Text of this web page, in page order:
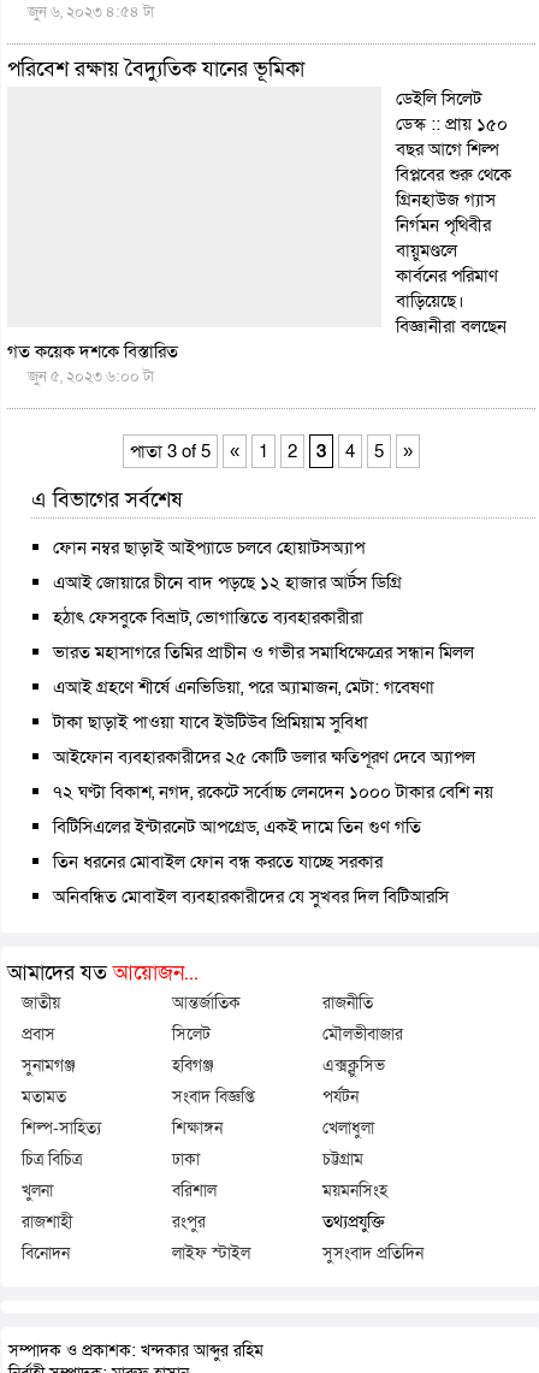
জুন ৬, ২০২৩ ৪:৫৪ টা
পরিবেশ রক্ষায় বৈদ্যুতিক যানের ভূমিকা
ডেইলি সিলেট
ডেস্ক :: প্রায় ১৫০
বছর আগে শিল্প
বিপ্লবের শুরু থেকে
গ্রিনহাউজ গ্যাস
নির্গমন পৃথিবীর
বায়ুমণ্ডলে
কার্বনের পরিমাণ
বাড়িয়েছে।
বিজ্ঞানীরা বলছেন
গত কয়েক দশকেবিস্তারিত
জুন ৫, ২০২৩ ৬:০০ টা
পাতা 3 of 5 « 1 2 3 4 5 »
এ বিভাগের সর্বশেষ
ফোন নম্বর ছাড়াই আইপ্যাডে চলবে হোয়াটসঅ্যাপ
এআই জোয়ারে চীনে বাদ পড়ছে ১২ হাজার আর্টস ডিগ্রি
হঠাৎ ফেসবুকে বিভ্রাট, ভোগান্তিতে ব্যবহারকারীরা
ভারত মহাসাগরে তিমির প্রাচীন ও গভীর সমাধিক্ষেত্রের সন্ধান মিলল
এআই গ্রহণে শীর্ষে এনভিডিয়া, পরে অ্যামাজন, মেটা: গবেষণা
টাকা ছাড়াই পাওয়া যাবে ইউটিউব প্রিমিয়াম সুবিধা
আইফোন ব্যবহারকারীদের ২৫ কোটি ডলার ক্ষতিপূরণ দেবে অ্যাপল
৭২ ঘণ্টা বিকাশ, নগদ, রকেটে সর্বোচ্চ লেনদেন ১০০০ টাকার বেশি নয়
বিটিসিএলের ইন্টারনেট আপগ্রেড, একই দামে তিন গুণ গতি
তিন ধরনের মোবাইল ফোন বন্ধ করতে যাচ্ছে সরকার
অনিবন্ধিত মোবাইল ব্যবহারকারীদের যে সুখবর দিল বিটিআরসি
আমাদের যতআয়োজন...
জাতীয় আন্তর্জাতিক
রাজনীতি
প্রবাস
সিলেট
মৌলভীবাজার
সুনামগঞ্জ
হবিগঞ্জ
এক্সক্লুসিভ
মতামত
সংবাদ বিজ্ঞপ্তি
পর্যটন
শিল্প-সাহিত্য
শিক্ষাঙ্গন
খেলাধুলা
চিত্র বিচিত্র
ঢাকা
চট্টগ্রাম
খুলনা
বরিশাল
ময়মনসিংহ
রাজশাহী
রংপুর
তথ্যপ্রযুক্তি
বিনোদন
লাইফ স্টাইল সুসংবাদ প্রতিদিন
সম্পাদক ও প্রকাশক: খন্দকার আব্দুর রহিম